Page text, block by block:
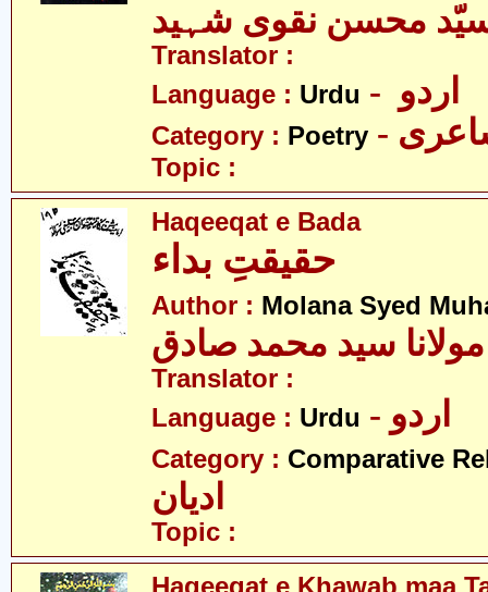
محسن نقوی شہید
Translator :
Language : Urdu
Category : Poetry
Topic :
Haqeeqat e Bada
حقیقتِ بداء
Author : Molana Syed
مولانا سید محمد صادق
Translator :
Language : Urdu - اردو
Category : Comparative
ادیان
Topic :